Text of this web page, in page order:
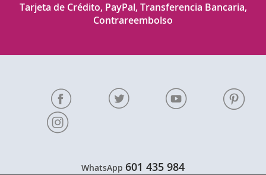
Tarjeta de Crédito, PayPal, Transferencia Bancaria,
Contrareembolso
WhatsApp 601 435 984